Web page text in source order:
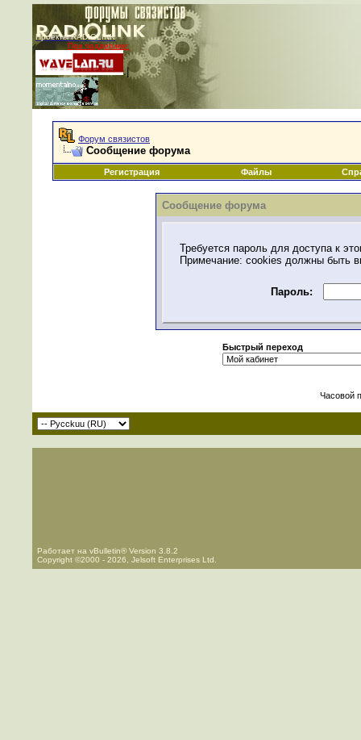
Проекты RADIOLINK
При поддержке:
|
Форум связистов
Сообщение форума
Регистрация Файлы
Сообщение форума
Требуется пароль для доступа к
Примечание: cookies должны быть
Пароль:
Быстрый переход
Часовой
Работает на vBulletin® Version 3.8.2
Copyright ©2000 - 2026, Jelsoft Enterprises Ltd.